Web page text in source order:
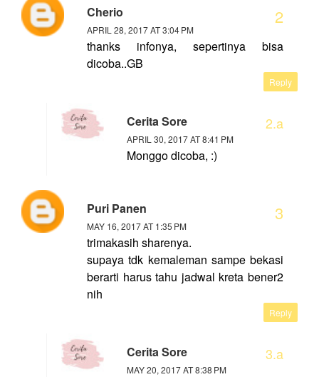
Cherio
APRIL 28, 2017 AT 3:04 PM
thanks infonya, sepertinya bisa
dicoba..GB
Reply
Cerita Sore
APRIL 30, 2017 AT 8:41 PM
Monggo dicoba, :)
Puri Panen
MAY 16, 2017 AT 1:35 PM
trimakasih sharenya.
supaya tdk kemaleman sampe bekasi
berarti harus tahu jadwal kreta bener2
nih
Reply
Cerita Sore
MAY 20, 2017 AT 8:38 PM